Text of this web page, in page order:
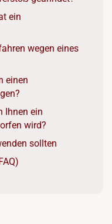
ein
wegen eines
einen
Ihnen ein
wird?
sollten